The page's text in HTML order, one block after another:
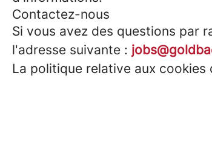
Contactez-nous
Si vous avez des questions par
l'adresse suivante :
La politique relative aux